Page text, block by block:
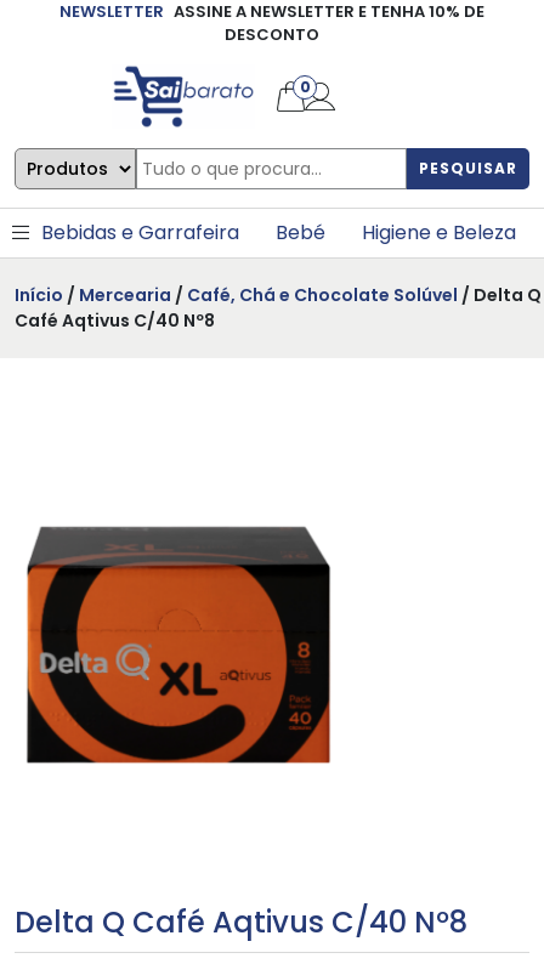
NEWSLETTER ASSINE A NEWSLETTER E TENHA 10% DE
DESCONTO
PESQUISAR
0
Bebidas e Garrafeira Bebé Higiene e Beleza
Início / Mercearia / Café, Chá e Chocolate Solúvel / Delta Q
Café Aqtivus C/40 Nº8
Delta Q Café Aqtivus C/40 Nº8